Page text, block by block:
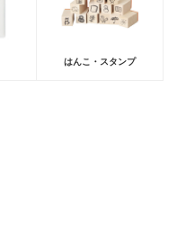
はんこ・スタンプ